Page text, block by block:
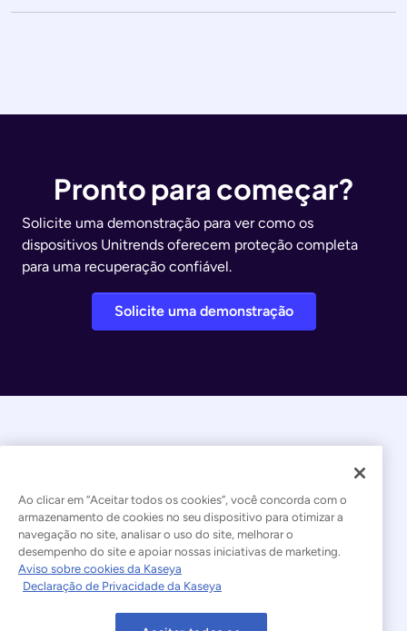
Pronto para começar?
Solicite uma demonstração para ver como os
dispositivos Unitrends oferecem proteção completa
para uma recuperação confiável.
Solicite uma demonstração
© 2026 Kaseya. Todos os direitos reservados.
Português Brasileiro
Declaração sobre a Escravidão Moderna
Ao clicar em “Aceitar todos os cookies”, você concorda com o
armazenamento de cookies no seu dispositivo para otimizar a
navegação no site, analisar o uso do site, melhorar o
desempenho do site e apoiar nossas iniciativas de marketing.
Aviso sobre cookies da Kaseya
Declaração de Privacidade da Kaseya